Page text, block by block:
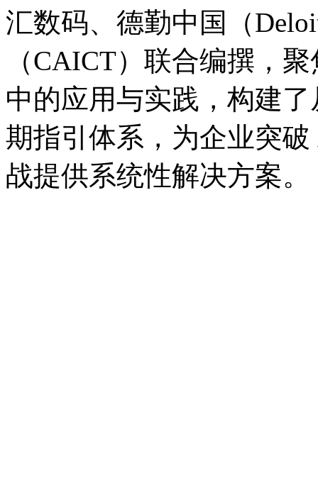
汇数码、德勤中国（
（CAICT）联合编撰
中的应用与实践，构
期指引体系，为企业突
战提供系统性解决方案。